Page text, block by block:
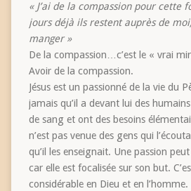
« J’ai de la compassion pour cette
jours déjà ils restent auprès de
manger »
De la compassion…c’est le « vrai
Avoir de la compassion.
Jésus est un passionné de la vie du
jamais qu’il a devant lui des
de sang et ont des besoins
n’est pas venue des gens qui
qu’il les enseignait. Une passion
car elle est focalisée sur son but.
considérable en Dieu et en l’homme.